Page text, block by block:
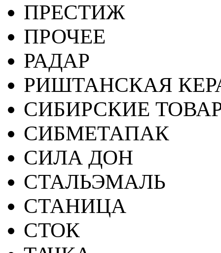
ПРЕСТИЖ
ПРОЧЕЕ
РАДАР
РИШТАНСКАЯ
СИБИРСКИЕ
СИБМЕТАПАК
СИЛА ДОН
СТАЛЬЭМАЛЬ
СТАНИЦА
СТОК